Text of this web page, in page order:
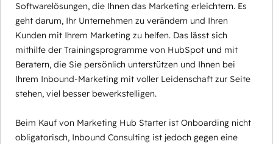
Softwarelösungen, die Ihnen das Marketing erleichtern. Es
geht darum, Ihr Unternehmen zu verändern und Ihren
Kunden mit Ihrem Marketing zu helfen. Das lässt sich
mithilfe der Trainingsprogramme von HubSpot und mit
Beratern, die Sie persönlich unterstützen und Ihnen bei
Ihrem Inbound-Marketing mit voller Leidenschaft zur Seite
stehen, viel besser bewerkstelligen.
Beim Kauf von Marketing Hub Starter ist Onboarding nicht
obligatorisch, Inbound Consulting ist jedoch gegen eine